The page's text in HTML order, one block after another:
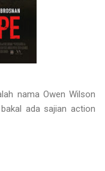
nama Owen Wilson
ada sajian action